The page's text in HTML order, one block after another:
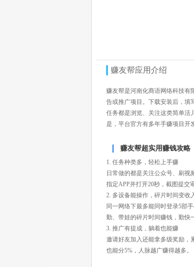
赚友帮应用介绍
赚友帮是河南化商语网络科技有
告或推广项目。下载安装后，填
任务都是浏览、关注这类简单活
是，平台官方有多年手赚项目开
赚友帮超实用赚钱攻略
1. 任务种类多，轻松上手赚
日常做的都是关注公众号、刷
指定APP并打开20秒，截图提交
2. 多设备能操作，碎片时间变收
同一网络下最多能同时登录5部
勤、带娃的碎片时间赚钱，勤快
3. 推广有提成，躺着也能赚
邀请好友加入还能拿多级奖励，
也能分5%，人脉越广赚得越多。